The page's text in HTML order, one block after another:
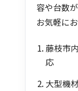
容や台数
お気軽に
藤枝市
応
大型機